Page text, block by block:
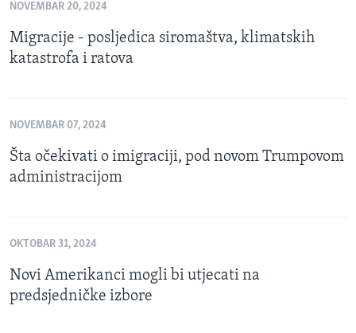
NOVEMBAR 20, 2024
Migracije - posljedica siromaštva, klimatskih
katastrofa i ratova
NOVEMBAR 07, 2024
Šta očekivati ​​o imigraciji, pod novom Trumpovom
administracijom
OKTOBAR 31, 2024
Novi Amerikanci mogli bi utjecati na
predsjedničke izbore